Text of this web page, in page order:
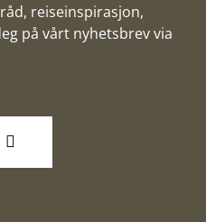
reiseinspirasjon,
på vårt nyhetsbrev via